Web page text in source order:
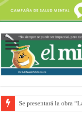
Se presentará la obra
Preparan otro